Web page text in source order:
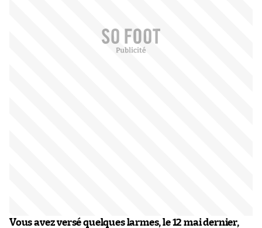
Vous avez versé quelques larmes, le 12 mai dernier,